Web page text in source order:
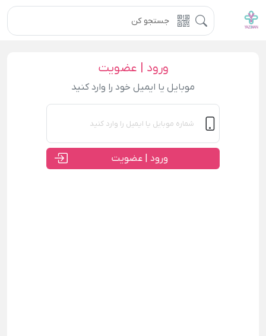
ورود | عضویت
موبایل یا ایمیل خود را وارد کنید
ورود | عضویت